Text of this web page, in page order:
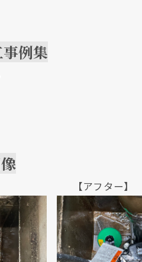
例集
アフター】